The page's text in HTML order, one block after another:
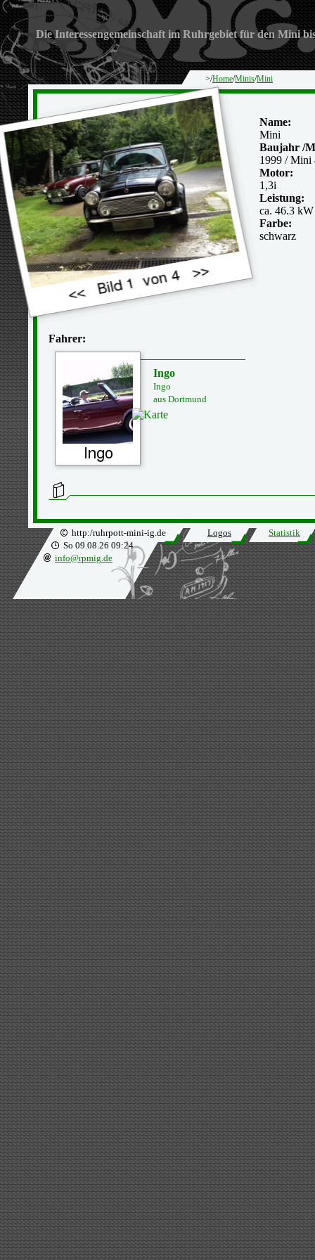
Die Interessengemeinschaft im Ruhrgebiet für den Mini
>/Home/Minis/Mini
Name:
Mini
Baujahr /
1999 / Mini
Motor:
1,3i
Leistung:
ca. 46.3
Farbe:
schwarz
Fahrer:
Ingo
Ingo
aus Dortmund
http:/ruhrpott-mini-ig.de Logos
Statistik
So 09.08.26 09:24
info@rpmig.de